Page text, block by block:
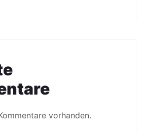
vorhanden.